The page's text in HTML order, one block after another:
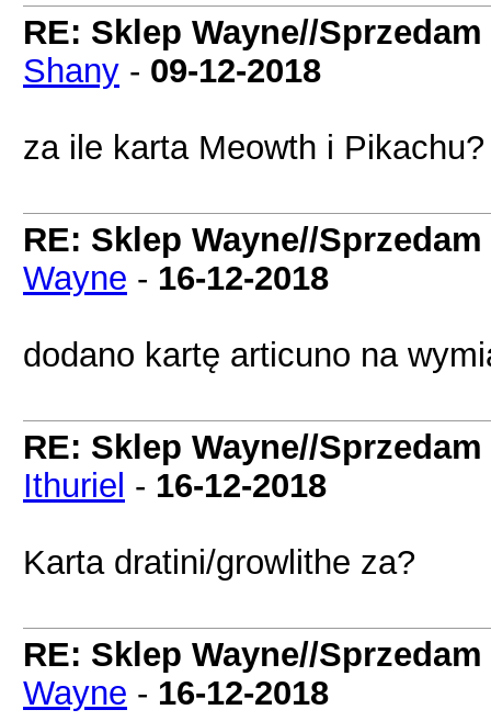
RE: Sklep Wayne//
Shany - 09-12-2018
za ile karta Meowth i Pikachu?
RE: Sklep Wayne//
Wayne - 16-12-2018
dodano kartę articuno na
RE: Sklep Wayne//
Ithuriel - 16-12-2018
Karta dratini/growlithe za?
RE: Sklep Wayne//
Wayne - 16-12-2018